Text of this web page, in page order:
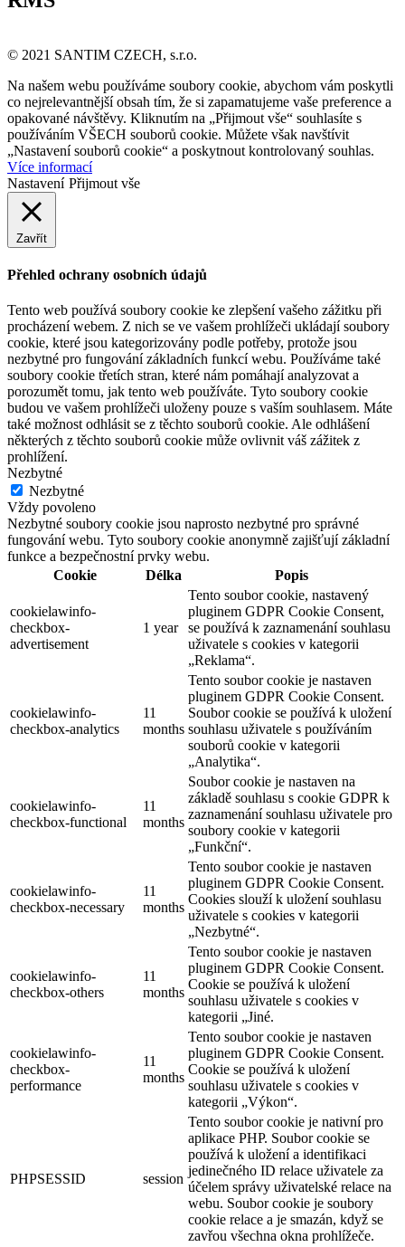
© 2021 SANTIM CZECH, s.r.o.
Na našem webu používáme soubory cookie, abychom vám poskytli
co nejrelevantnější obsah tím, že si zapamatujeme vaše preference a
opakované návštěvy. Kliknutím na „Přijmout vše“ souhlasíte s
používáním VŠECH souborů cookie. Můžete však navštívit
„Nastavení souborů cookie“ a poskytnout kontrolovaný souhlas.
Více informací
Nastavení Přijmout vše
Zavřít
Přehled ochrany osobních údajů
Tento web používá soubory cookie ke zlepšení vašeho zážitku při
procházení webem. Z nich se ve vašem prohlížeči ukládají soubory
cookie, které jsou kategorizovány podle potřeby, protože jsou
nezbytné pro fungování základních funkcí webu. Používáme také
soubory cookie třetích stran, které nám pomáhají analyzovat a
porozumět tomu, jak tento web používáte. Tyto soubory cookie
budou ve vašem prohlížeči uloženy pouze s vaším souhlasem. Máte
také možnost odhlásit se z těchto souborů cookie. Ale odhlášení
některých z těchto souborů cookie může ovlivnit váš zážitek z
prohlížení.
Nezbytné
Nezbytné
Vždy povoleno
Nezbytné soubory cookie jsou naprosto nezbytné pro správné
fungování webu. Tyto soubory cookie anonymně zajišťují základní
funkce a bezpečnostní prvky webu.
Cookie
Délka Popis
cookielawinfo-
checkbox-
advertisement
1 year
Tento soubor cookie, nastavený
pluginem GDPR Cookie Consent,
se používá k zaznamenání souhlasu
uživatele s cookies v kategorii
„Reklama“.
cookielawinfo-
checkbox-analytics
11
months
Tento soubor cookie je nastaven
pluginem GDPR Cookie Consent.
Soubor cookie se používá k uložení
souhlasu uživatele s používáním
souborů cookie v kategorii
„Analytika“.
cookielawinfo-
checkbox-functional
11
months
Soubor cookie je nastaven na
základě souhlasu s cookie GDPR k
zaznamenání souhlasu uživatele pro
soubory cookie v kategorii
„Funkční“.
cookielawinfo-
checkbox-necessary
11
months
Tento soubor cookie je nastaven
pluginem GDPR Cookie Consent.
Cookies slouží k uložení souhlasu
uživatele s cookies v kategorii
„Nezbytné“.
cookielawinfo-
checkbox-others
11
months
Tento soubor cookie je nastaven
pluginem GDPR Cookie Consent.
Cookie se používá k uložení
souhlasu uživatele s cookies v
kategorii „Jiné.
cookielawinfo-
checkbox-
performance
11
months
Tento soubor cookie je nastaven
pluginem GDPR Cookie Consent.
Cookie se používá k uložení
souhlasu uživatele s cookies v
kategorii „Výkon“.
PHPSESSID session
Tento soubor cookie je nativní pro
aplikace PHP. Soubor cookie se
používá k uložení a identifikaci
jedinečného ID relace uživatele za
účelem správy uživatelské relace na
webu. Soubor cookie je soubory
cookie relace a je smazán, když se
zavřou všechna okna prohlížeče.